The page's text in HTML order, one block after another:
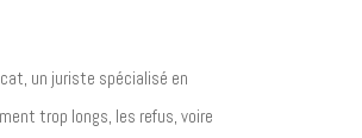
un juriste spécialisé en
trop longs, les refus, voire